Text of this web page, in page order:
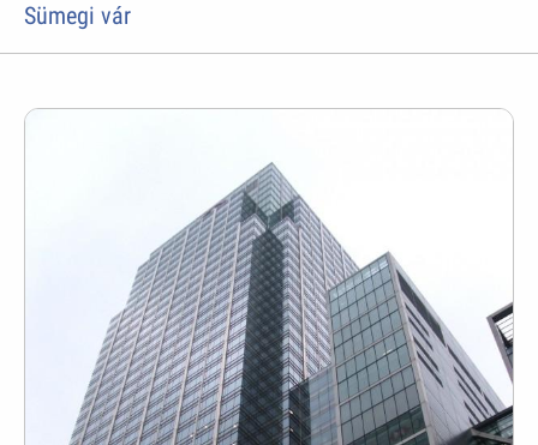
Sümegi vár